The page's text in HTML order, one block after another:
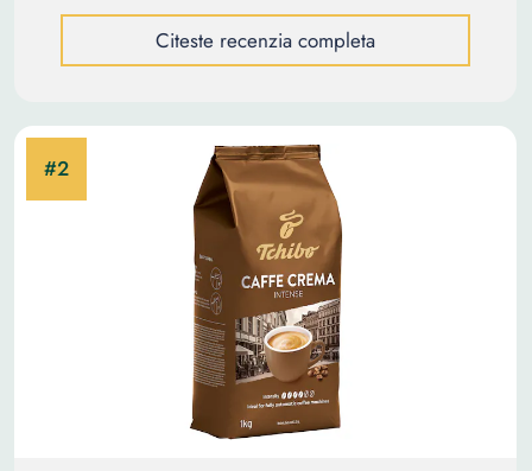
Citeste recenzia completa